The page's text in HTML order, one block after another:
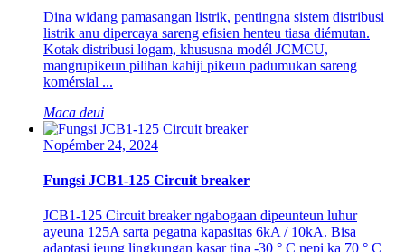
Dina widang pamasangan listrik, pentingna sistem distribusi
listrik anu dipercaya sareng efisien henteu tiasa diémutan.
Kotak distribusi logam, khususna modél JCMCU,
mangrupikeun pilihan kahiji pikeun padumukan sareng
komérsial ...
Maca deui
Nopémber 24, 2024
Fungsi JCB1-125 Circuit breaker
JCB1-125 Circuit breaker ngabogaan dipeunteun luhur
ayeuna 125A sarta pegatna kapasitas 6kA / 10kA. Bisa
adaptasi jeung lingkungan kasar tina -30 ° C nepi ka 70 ° C